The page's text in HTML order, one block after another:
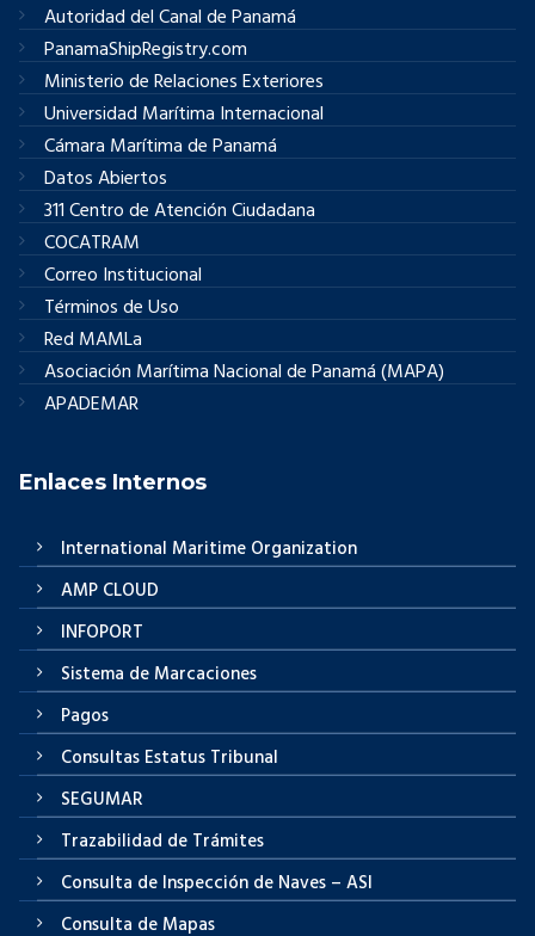
Autoridad del Canal de Panamá
PanamaShipRegistry.com
Ministerio de Relaciones Exteriores
Universidad Marítima Internacional
Cámara Marítima de Panamá
Datos Abiertos
311 Centro de Atención Ciudadana
COCATRAM
Correo Institucional
Términos de Uso
Red MAMLa
Asociación Marítima Nacional de Panamá (MAPA)
APADEMAR
Enlaces Internos
International Maritime Organization
AMP CLOUD
INFOPORT
Sistema de Marcaciones
Pagos
Consultas Estatus Tribunal
SEGUMAR
Trazabilidad de Trámites
Consulta de Inspección de Naves – ASI
Consulta de Mapas